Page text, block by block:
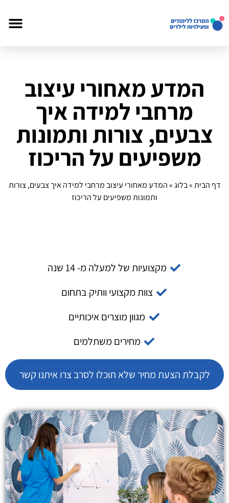
המדע מאחורי עיצוב
מרחבי למידה איך
צבעים, צורות ותמונות
משפיעים על הריכוז
דף הבית»בלוג»המדע מאחורי עיצוב מרחבי למידה איך צבעים, צורות
ותמונות משפיעים על הריכוז
מקצועיות של למעלה מ- 14 שנה
צוות מקצועי וותיק בתחום
מגוון מוצרים איכותיים
מחירים משתלמים
לקבלת הצעת מחיר שלא תוכלו לסרב צרו איתנו קשר